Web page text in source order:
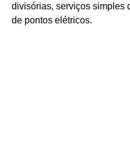
divisórias, serviços simples
de pontos elétricos.